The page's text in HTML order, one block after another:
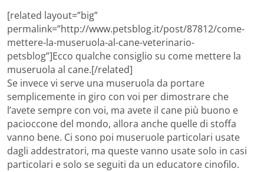
[related layout=”big”
permalink=”http://www.petsblog.it/post/87812/come-
mettere-la-museruola-al-cane-veterinario-
petsblog”]Ecco qualche consiglio su come mettere la
museruola al cane.[/related]
Se invece vi serve una museruola da portare
semplicemente in giro con voi per dimostrare che
l’avete sempre con voi, ma avete il cane più buono e
pacioccone del mondo, allora anche quelle di stoffa
vanno bene. Ci sono poi museruole particolari usate
dagli addestratori, ma queste vanno usate solo in casi
particolari e solo se seguiti da un educatore cinofilo.